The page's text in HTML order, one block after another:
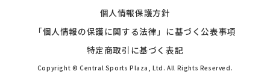
個人情報保護方針
「個人情報の保護に関する法律」に基づく公表事項
特定商取引に基づく表記
Copyright © Central Sports Plaza, Ltd. All Rights Reserved.